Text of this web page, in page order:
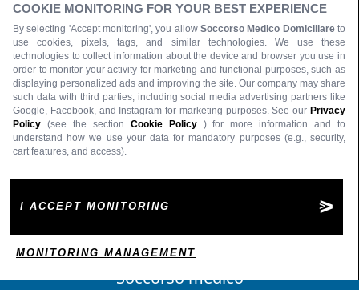
Soccorso medico
COOKIE MONITORING FOR YOUR BEST EXPERIENCE
By selecting 'Accept monitoring', you allow Soccorso Medico Domiciliare to
use cookies, pixels, tags, and similar technologies. We use these
technologies to collect information about the device and browser you use in
order to monitor your activity for marketing and functional purposes, such as
displaying personalized ads and improving the site. Our company may share
such data with third parties, including social media advertising partners like
Google, Facebook, and Instagram for marketing purposes. See our Privacy
Policy (see the section Cookie Policy
) for more information and to
understand how we use your data for mandatory purposes (e.g., security,
cart features, and access).
I ACCEPT MONITORING
MONITORING MANAGEMENT